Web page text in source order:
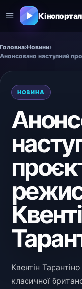
Кінопортал
Головна›Новини›
НОВИНА
Квентін
класичної